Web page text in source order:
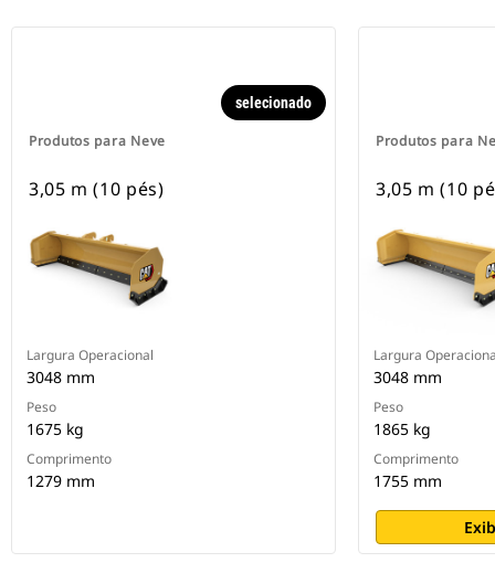
Produtos para Neve
selecionado
3,05 m (10 pés)
Largura Operacional
3048 mm
Peso
1675 kg
Comprimento
1279 mm
Produtos para
3,05 m (10
Largura
3048 mm
Peso
1865 kg
Comprimento
1755 mm